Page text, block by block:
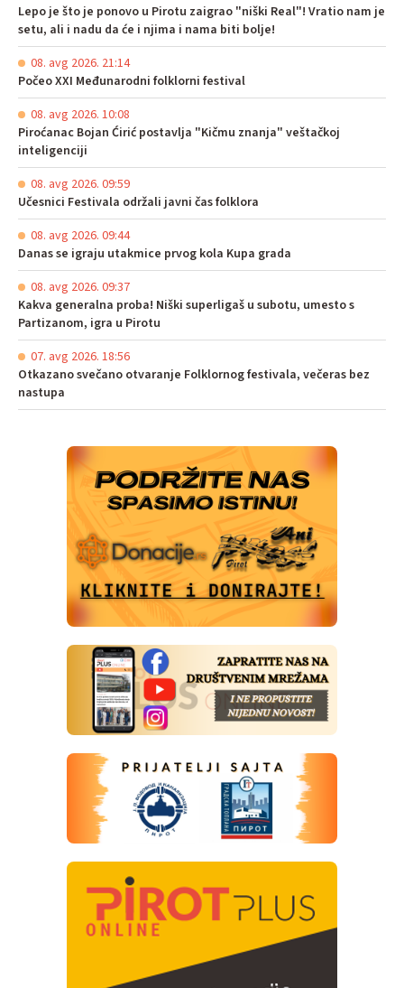
Lepo je što je ponovo u Pirotu zaigrao "niški Real"! Vratio nam je
setu, ali i nadu da će i njima i nama biti bolje!
08. avg 2026. 21:14
Počeo XXI Međunarodni folklorni festival
08. avg 2026. 10:08
Piroćanac Bojan Ćirić postavlja "Kičmu znanja" veštačkoj
inteligenciji
08. avg 2026. 09:59
Učesnici Festivala održali javni čas folklora
08. avg 2026. 09:44
Danas se igraju utakmice prvog kola Kupa grada
08. avg 2026. 09:37
Kakva generalna proba! Niški superligaš u subotu, umesto s
Partizanom, igra u Pirotu
07. avg 2026. 18:56
Otkazano svečano otvaranje Folklornog festivala, večeras bez
nastupa